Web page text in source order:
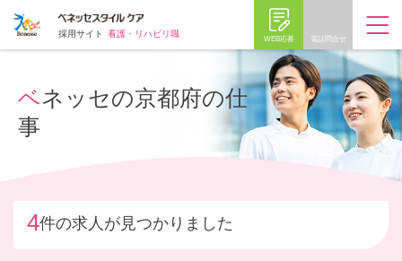
採用サイト 看護・リハビリ職 電話問合せ
WEB応募
ベネッセの京都府の仕
事
4件の求人が見つかりました